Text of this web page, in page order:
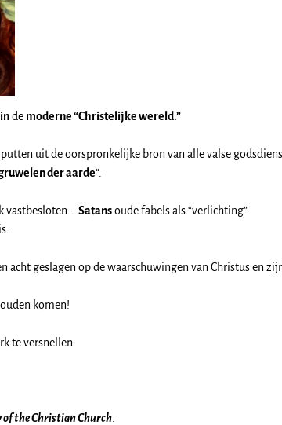
inde moderne “Christelijke wereld.”
uit de oorspronkelijke bron van alle valse
der aarde“.
vastbesloten –Satansoude fabels als “verlichting”.
acht geslagen op de waarschuwingen van Christus en
komen!
te versnellen.
of the Christian Church